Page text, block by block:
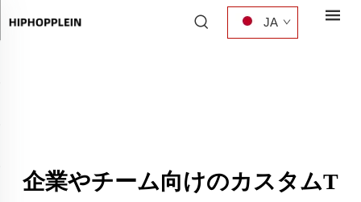
JA
企業やチーム向けのカスタムT